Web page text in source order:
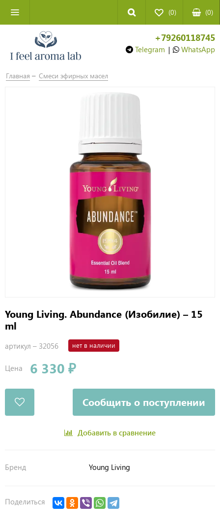
(0) (0)
+79260118745
Telegram | WhatsApp
Главная Смеси эфирных масел
Young Living. Abundance (Изобилие) – 15
ml
артикул – 32056 нет в наличии
Цена 6 330 ₽
Сообщить о поступлении
Добавить в сравнение
Бренд Young Living
Поделиться